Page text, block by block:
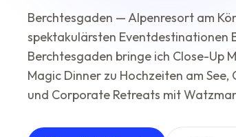
Berchtesgaden — Alpenresort am
spektakulärsten Eventdestinationen
Berchtesgaden bringe ich Close-Up
Magic Dinner zu Hochzeiten am See,
und Corporate Retreats mit